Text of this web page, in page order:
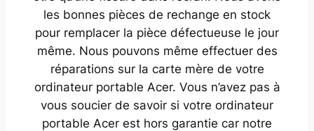
les bonnes pièces de rechange en stock
pour remplacer la pièce défectueuse le jour
même. Nous pouvons même effectuer des
réparations sur la carte mère de votre
ordinateur portable Acer. Vous n’avez pas à
vous soucier de savoir si votre ordinateur
portable Acer est hors garantie car notre